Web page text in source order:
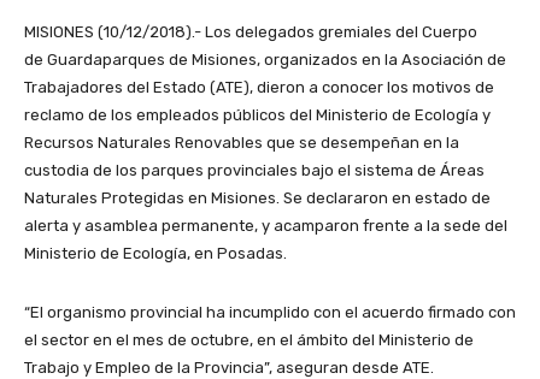
MISIONES (10/12/2018).- Los delegados gremiales del Cuerpo
de Guardaparques de Misiones, organizados en la Asociación de
Trabajadores del Estado (ATE), dieron a conocer los motivos de
reclamo de los empleados públicos del Ministerio de Ecología y
Recursos Naturales Renovables que se desempeñan en la
custodia de los parques provinciales bajo el sistema de Áreas
Naturales Protegidas en Misiones. Se declararon en estado de
alerta y asamblea permanente, y acamparon frente a la sede del
Ministerio de Ecología, en Posadas.
“El organismo provincial ha incumplido con el acuerdo firmado con
el sector en el mes de octubre, en el ámbito del Ministerio de
Trabajo y Empleo de la Provincia”, aseguran desde ATE.